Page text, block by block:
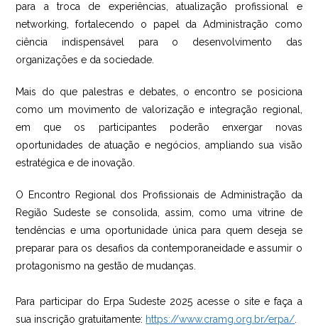
para a troca de experiências, atualização profissional e
networking, fortalecendo o papel da Administração como
ciência indispensável para o desenvolvimento das
organizações e da sociedade.
Mais do que palestras e debates, o encontro se posiciona
como um movimento de valorização e integração regional,
em que os participantes poderão enxergar novas
oportunidades de atuação e negócios, ampliando sua visão
estratégica e de inovação.
O Encontro Regional dos Profissionais de Administração da
Região Sudeste se consolida, assim, como uma vitrine de
tendências e uma oportunidade única para quem deseja se
preparar para os desafios da contemporaneidade e assumir o
protagonismo na gestão de mudanças.
Para participar do Erpa Sudeste 2025 acesse o site e faça a
sua inscrição gratuitamente: https://www.cramg.org.br/erpa/